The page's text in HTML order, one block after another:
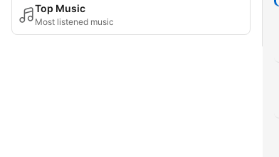
Top Music
Most listened music